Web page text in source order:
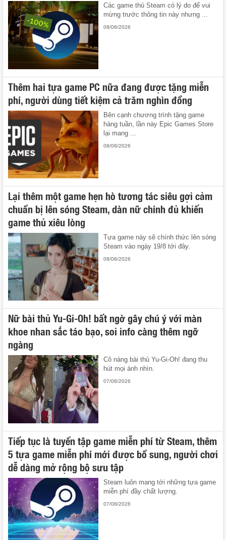
Các game thủ Steam có lý do để vui
mừng trước thông tin này nhưng ...
08/08/2026
Thêm hai tựa game PC nữa đang được tặng miễn
phí, người dùng tiết kiệm cả trăm nghìn đồng
Bên cạnh chương trình tặng game
hàng tuần, lần này Epic Games Store
lại mang ...
08/08/2026
Lại thêm một game hẹn hò tương tác siêu gợi cảm
chuẩn bị lên sóng Steam, dàn nữ chính đủ khiến
game thủ xiêu lòng
Tựa game này sẽ chính thức lên sóng
Steam vào ngày 19/8 tới đây.
08/08/2026
Nữ bài thủ Yu-Gi-Oh! bất ngờ gây chú ý với màn
khoe nhan sắc táo bạo, soi info càng thêm ngỡ
ngàng
Cô nàng bài thủ Yu-Gi-Oh! đang thu
hút mọi ánh nhìn.
07/08/2026
Tiếp tục là tuyển tập game miễn phí từ Steam, thêm
5 tựa game miễn phí mới được bổ sung, người chơi
dễ dàng mở rộng bộ sưu tập
Steam luôn mang tới những tựa game
miễn phí đầy chất lượng.
07/08/2026